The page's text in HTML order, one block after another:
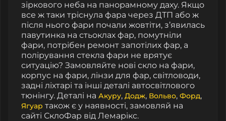
зіркового неба на панорамному даху. Якщо
все ж таки тріснула фара через ДТП або ж
після нього фари почали жовтіти, з’явилась
павутинка на стьоклах фар, помутніли
фари, потрібен ремонт запотілих фар, а
полірування стекла фари не врятує
ситуацію? Замовляйте нові скло на фари,
корпус на фари, лінзи для фар, світловоди,
задні ліхтарі та інші деталі автосвітлового
тюнінгу. Деталі на Акуру, Додж, Вольво, Форд,
Ягуар також є у наявності, замовляй на
сайті СклоФар від Лемарікс.